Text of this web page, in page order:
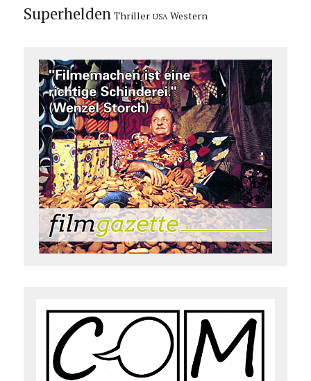
Superhelden Thriller USA Western